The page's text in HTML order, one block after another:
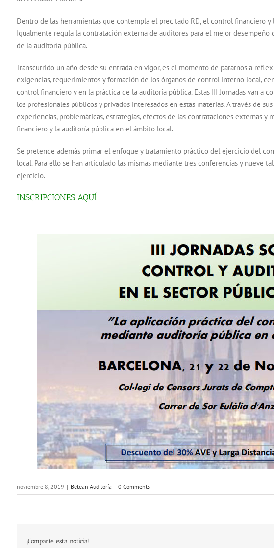
Dentro de las herramientas que contempla el precitado RD, el control financiero
Igualmente regula la contratación externa de auditores para el mejor
de la auditoría pública.
Transcurrido un año desde su entrada en vigor, es el momento de pararnos a
exigencias, requerimientos y formación de los órganos de control interno local,
control financiero y en la práctica de la auditoría pública. Estas III Jornadas van a
los profesionales públicos y privados interesados en estas materias. A través de
experiencias, problemáticas, estrategias, efectos de las contrataciones externas
financiero y la auditoría pública en el ámbito local.
Se pretende además primar el enfoque y tratamiento práctico del ejercicio del
local. Para ello se han articulado las mismas mediante tres conferencias y nueve
ejercicio.
INSCRIPCIONES AQUÍ
noviembre 8, 2019 | Betean Auditoría | 0 Comments
¡Comparte esta noticia!